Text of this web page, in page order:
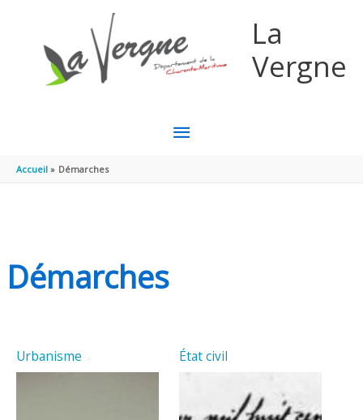
La
Vergne
MENU
Accueil Démarches
Démarches
Urbanisme État civil